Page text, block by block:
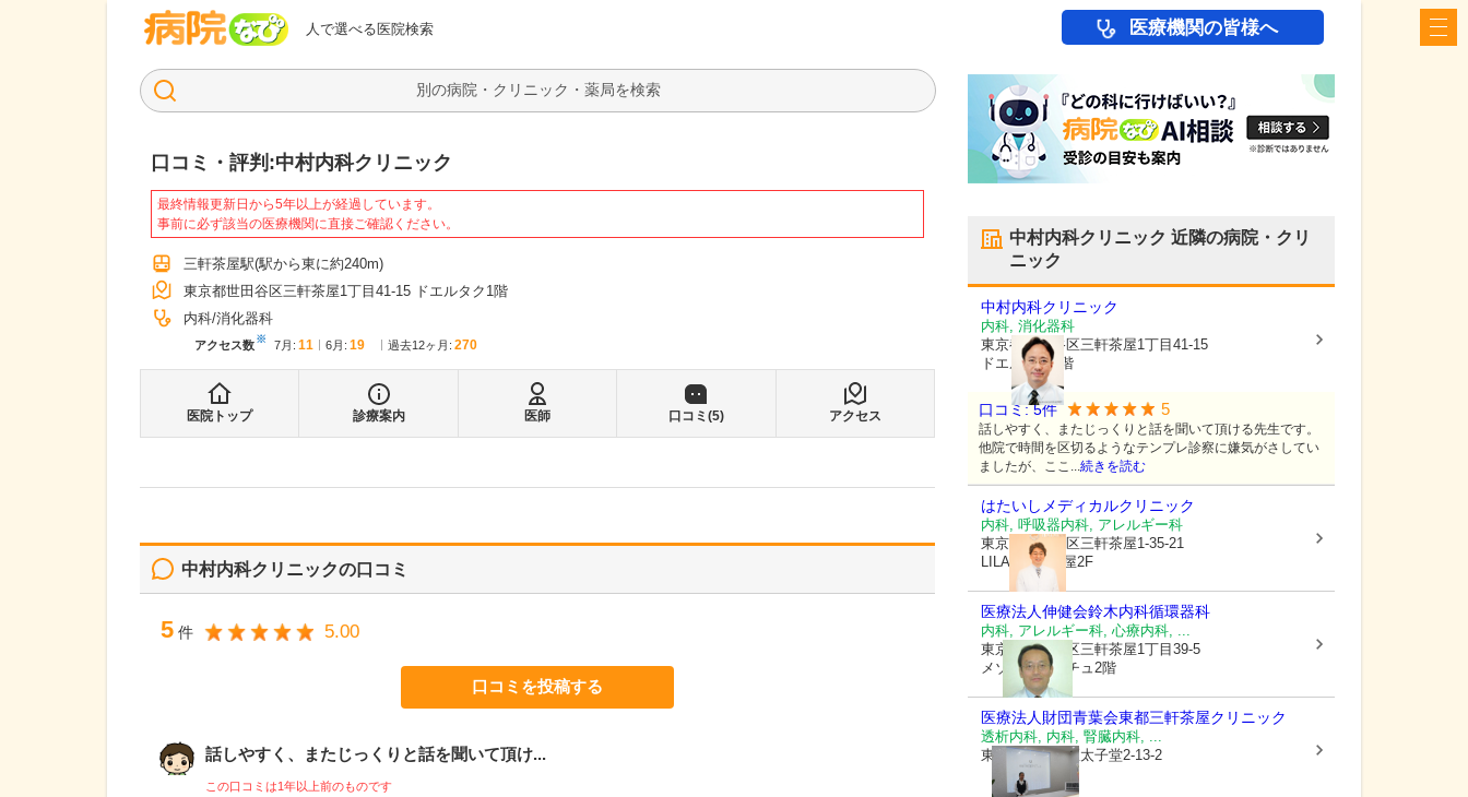
人で選べる医院検索
病院なび 医療機関の皆様へ
検索
口コミ・評判:中村内科クリニック
最終情報更新日から5年以上が経過しています。
事前に必ず該当の医療機関に直接ご確認ください。
三軒茶屋駅(駅から東に約240m)
東京都世田谷区三軒茶屋1丁目41-15 ドエルタク1階
内科 消化器科
アクセス数※ 7月 : 11 6月 : 19 過去12ヶ月: 270
医院トップ 診療案内 医師 口コミ(5) アクセス
中村内科クリニックの口コミ
5 件 5.00
口コミを投稿する
話しやすく、またじっくりと話を聞いて頂け...
この口コミは1年以上前のものです
中村内科クリニック 近隣の病院・クリ
ニック
中村内科クリニック
内科, 消化器科
東京都世田谷区三軒茶屋1丁目41-15
ドエルタク1階
口コミ:5件 5
話しやすく、またじっくりと話を聞いて頂ける先生です。
他院で時間を区切るようなテンプレ診察に嫌気がさしてい
ましたが、ここ...続きを読む
はたいしメディカルクリニック
内科, 呼吸器内科, アレルギー科
東京都世田谷区三軒茶屋1-35-21
LILAS三軒茶屋2F
医療法人伸健会鈴木内科循環器科
内科, アレルギー科, 心療内科, ...
東京都世田谷区三軒茶屋1丁目39-5
メゾンデスタチュ2階
医療法人財団青葉会東都三軒茶屋クリニック
透析内科, 内科, 腎臓内科, ...
東京都世田谷区太子堂2-13-2